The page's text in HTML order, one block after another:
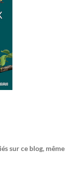
sur ce blog, même